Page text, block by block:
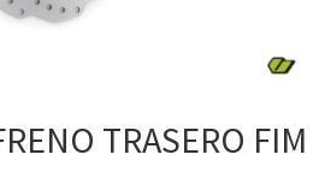
TRASERO FIM